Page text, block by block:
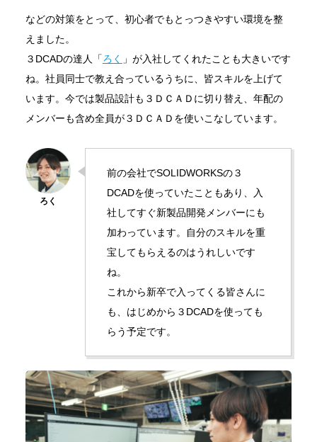
などの対策をとって、初心者でもとっつきやすい環境を整
えました。
３DCADの達人「ろく
」が入社してくれたことも大きいです
ね。社員同士で教え合っているうちに、皆スキルを上げて
います。今では製品設計も３ＤＣＡＤに切り替え、年配の
メンバーも含め全員が３ＤＣＡＤを使いこなしています。
前の会社でSOLIDWORKSの３
DCADを使っていたこともあり、入
社してすぐ新製品開発メンバーにも
加わっています。自分のスキルを重
宝してもらえるのはうれしいです
ね。
これから新卒で入ってくる皆さんに
も、はじめから３DCADを使っても
らう予定です。